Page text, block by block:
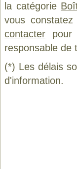
la catégorie
vous
contacter pour
responsable de
(*) Les délais
d'information.